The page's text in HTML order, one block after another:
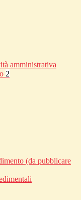
amministrativa
2
(da pubblicare